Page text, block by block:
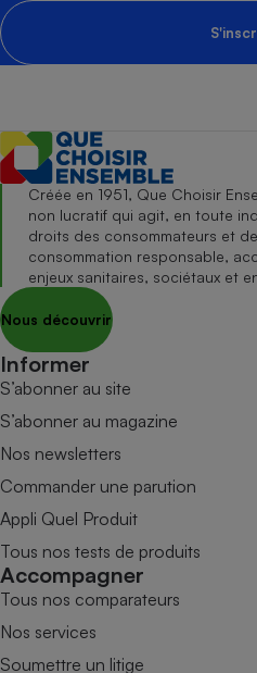
Créée en 1951, Que Choisir
non lucratif qui agit, en toute
droits des consommateurs et
consommation responsable,
enjeux sanitaires, sociétaux et
Nous découvrir
Informer
S’abonner au site
S’abonner au magazine
Nos newsletters
Commander une parution
Appli Quel Produit
Tous nos tests de produits
Accompagner
Tous nos comparateurs
Nos services
Soumettre un litige